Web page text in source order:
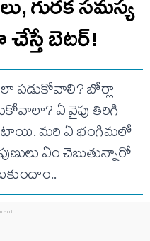
గురక సమస్య
బెటర్!
ఎలా పడుకోవాలి? బోర్లా
ఏ వైపు తిరిగి
మరి ఏ భంగిమలో
ఏం చెబుతున్నారో